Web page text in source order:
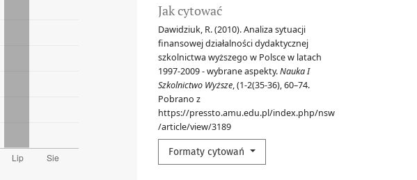
Jak cytować
Dawidziuk, R. (2010). Analiza sytuacji
finansowej działalności dydaktycznej
szkolnictwa wyższego w Polsce w latach
1997-2009 - wybrane aspekty.Nauka I
Szkolnictwo Wyższe, (1-2(35-36), 60–74.
Pobrano z
https://pressto.amu.edu.pl/index.php/nsw
/article/view/3189
Formaty cytowań